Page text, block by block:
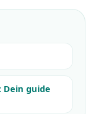
Dein guide